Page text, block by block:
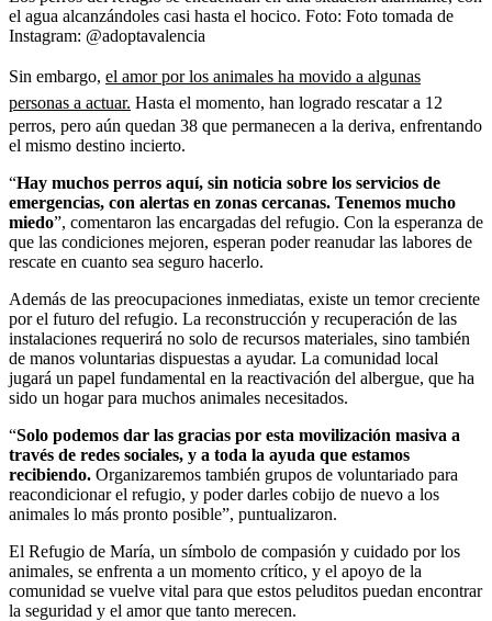
el agua alcanzándoles casi hasta el hocico. Foto: Foto tomada de
Instagram: @adoptavalencia
Sin embargo, el amor por los animales ha movido a algunas
personas a actuar. Hasta el momento, han logrado rescatar a 12
perros, pero aún quedan 38 que permanecen a la deriva, enfrentando
el mismo destino incierto.
“Hay muchos perros aquí, sin noticia sobre los servicios de
emergencias, con alertas en zonas cercanas. Tenemos mucho
miedo”, comentaron las encargadas del refugio. Con la esperanza de
que las condiciones mejoren, esperan poder reanudar las labores de
rescate en cuanto sea seguro hacerlo.
Además de las preocupaciones inmediatas, existe un temor creciente
por el futuro del refugio. La reconstrucción y recuperación de las
instalaciones requerirá no solo de recursos materiales, sino también
de manos voluntarias dispuestas a ayudar. La comunidad local
jugará un papel fundamental en la reactivación del albergue, que ha
sido un hogar para muchos animales necesitados.
“Solo podemos dar las gracias por esta movilización masiva a
través de redes sociales, y a toda la ayuda que estamos
recibiendo. Organizaremos también grupos de voluntariado para
reacondicionar el refugio, y poder darles cobijo de nuevo a los
animales lo más pronto posible”, puntualizaron.
El Refugio de María, un símbolo de compasión y cuidado por los
animales, se enfrenta a un momento crítico, y el apoyo de la
comunidad se vuelve vital para que estos peluditos puedan encontrar
la seguridad y el amor que tanto merecen.